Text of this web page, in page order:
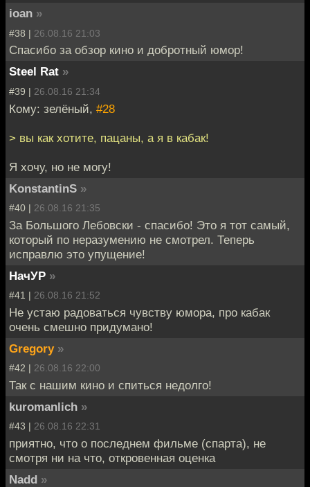
ioan »
#38 | 26.08.16 21:03
Спасибо за обзор кино и добротный юмор!
Steel Rat »
#39 | 26.08.16 21:34
Кому: зелёный, #28
> вы как хотите, пацаны, а я в кабак!
Я хочу, но не могу!
KonstantinS »
#40 | 26.08.16 21:35
За Большого Лебовски - спасибо! Это я тот самый,
который по неразумению не смотрел. Теперь
исправлю это упущение!
НачУР »
#41 | 26.08.16 21:52
Не устаю радоваться чувству юмора, про кабак
очень смешно придумано!
Gregory »
#42 | 26.08.16 22:00
Так с нашим кино и спиться недолго!
kuromanlich »
#43 | 26.08.16 22:31
приятно, что о последнем фильме (спарта), не
смотря ни на что, откровенная оценка
Nadd »